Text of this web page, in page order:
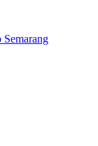
Semarang